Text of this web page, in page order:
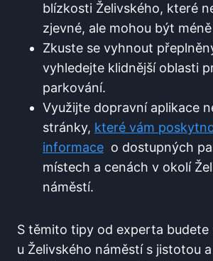
⁤blízkosti Želivského, které
zjevné, ale mohou být
Zkuste se ⁣vyhnout
vyhledejte klidnější oblasti
parkování.
Využijte ‌dopravní aplikace
stránky, které vám
informace
o dostupných
místech a cenách v okolí⁣
náměstí.
S ⁢těmito tipy od experta
u Želivského náměstí s ‌jistotou